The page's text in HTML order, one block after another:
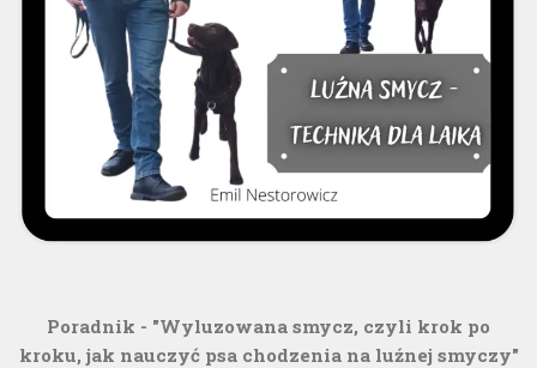
Poradnik - "Wyluzowana smycz, czyli krok po
kroku, jak nauczyć psa chodzenia na luźnej smyczy"